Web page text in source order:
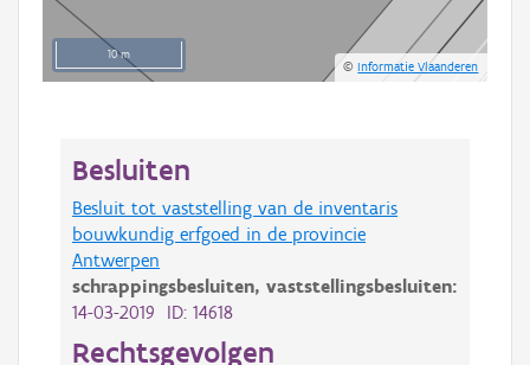
10 m
©Informatie Vlaanderen
Besluiten
Besluit tot vaststelling van de inventaris
bouwkundig erfgoed in de provincie
Antwerpen
schrappingsbesluiten, vaststellingsbesluiten:
14-03-2019 ID: 14618
Rechtsgevolgen